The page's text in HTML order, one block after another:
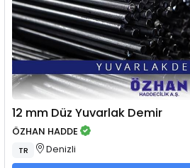
12 mm Düz Yuvarlak Demir
ÖZHAN HADDE
TR Denizli